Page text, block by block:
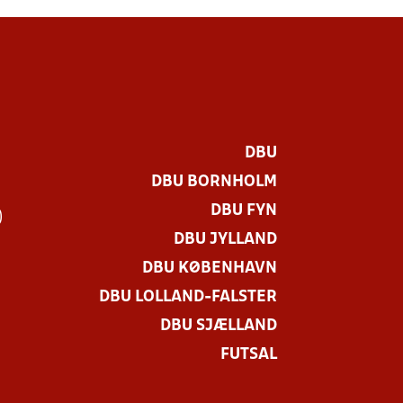
DBU
DBU BORNHOLM
DBU FYN
DBU JYLLAND
DBU KØBENHAVN
DBU LOLLAND-FALSTER
DBU SJÆLLAND
FUTSAL